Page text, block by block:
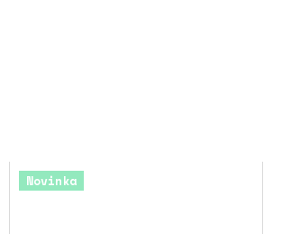
Novinka